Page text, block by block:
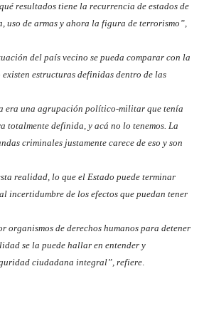
resultados tiene la recurrencia de estados de
uso de armas y ahora la figura de terrorismo”,
del país vecino se pueda comparar con la
estructuras definidas dentro de las
era una agrupación político-militar que tenía
totalmente definida, y acá no lo tenemos. La
criminales justamente carece de eso y son
realidad, lo que el Estado puede terminar
incertidumbre de los efectos que puedan tener
organismos de derechos humanos para detener
se la puede hallar en entender y
ciudadana integral”, refiere.